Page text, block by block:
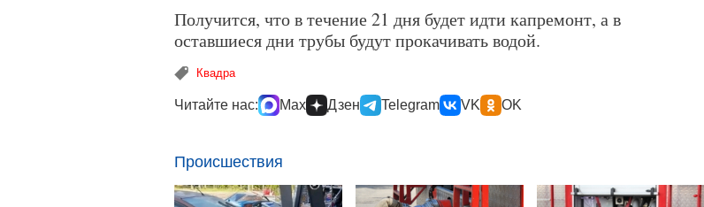
Получится, что в течение 21 дня будет идти капремонт, а в
оставшиеся дни трубы будут прокачивать водой.
Квадра
Читайте нас: Max Дзен Telegram VK OK
Происшествия